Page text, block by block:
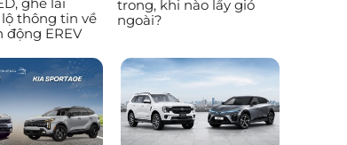
thông tin về
động EREV
trong, khi nào lấy gió
ngoài?